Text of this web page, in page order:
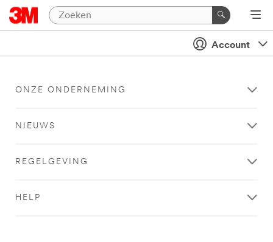
Account
ONZE ONDERNEMING
NIEUWS
REGELGEVING
HELP